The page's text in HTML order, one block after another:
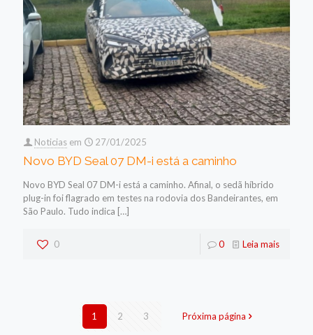
Noticias em 27/01/2025
Novo BYD Seal 07 DM-i está a caminho
Novo BYD Seal 07 DM-i está a caminho. Afinal, o sedã híbrido
plug-in foi flagrado em testes na rodovia dos Bandeirantes, em
São Paulo. Tudo indica […]
0 0 Leia mais
1 2 3 Próxima página